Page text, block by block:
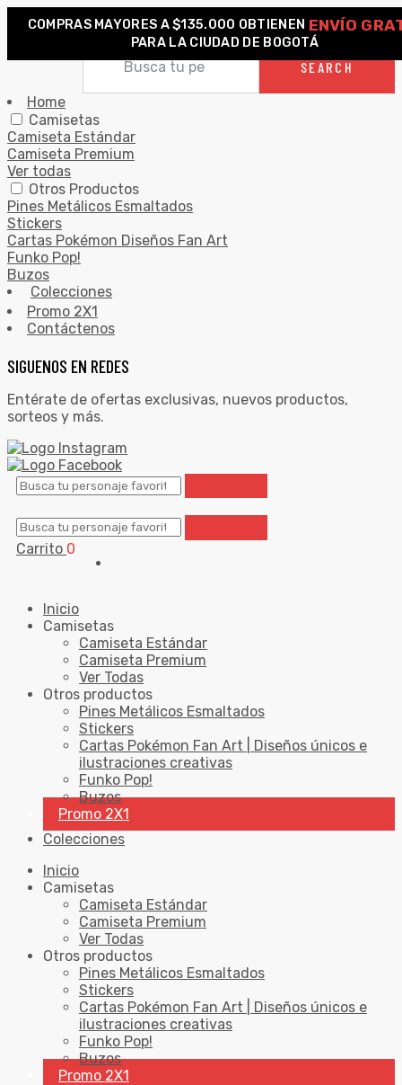
COMPRAS MAYORES A $135.000 OBTIENEN ENVÍO
PARA LA CIUDAD DE BOGOTÁ
SEARCH
Home
Camisetas
Camiseta Estándar
Camiseta Premium
Ver todas
Otros Productos
Pines Metálicos Esmaltados
Stickers
Cartas Pokémon Diseños Fan Art
Funko Pop!
Buzos
Colecciones
Promo 2X1
Contáctenos
SIGUENOS EN REDES
Entérate de ofertas exclusivas, nuevos productos,
sorteos y más.
Carrito 0
Inicio
Camisetas
Camiseta Estándar
Camiseta Premium
Ver Todas
Otros productos
Pines Metálicos Esmaltados
Stickers
Cartas Pokémon Fan Art | Diseños únicos e
ilustraciones creativas
Funko Pop!
Buzos
Promo 2X1
Colecciones
Inicio
Camisetas
Camiseta Estándar
Camiseta Premium
Ver Todas
Otros productos
Pines Metálicos Esmaltados
Stickers
Cartas Pokémon Fan Art | Diseños únicos e
ilustraciones creativas
Funko Pop!
Buzos
Promo 2X1